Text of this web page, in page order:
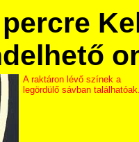
A raktáron lévő színek a
legördülő sávban találhatóak.